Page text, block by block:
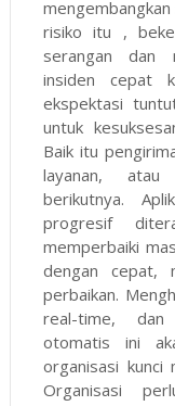
risiko itu ,
serangan dan
insiden cepat
ekspektasi
untuk
Baik itu
layanan, atau
berikutnya.
progresif
memperbaiki
dengan cepat,
perbaikan.
real-time, dan
otomatis ini
organisasi kunci
Organisasi